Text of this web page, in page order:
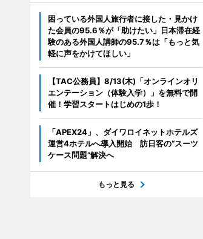
困っている外国人旅行者に接した・見かけ
た会員の95.6％が「助けたい」日本滞在経
験のある外国人講師の95.7％は「もっと気
軽に声をかけてほしい」
【TAC公務員】8/13(木)「オンラインオリ
エンテーション（体験入学）」を無料で開
催！学習スタートはじめの1歩！
「APEX24」、ダイワロイネットホテルズ
運営4ホテルへ導入開始 訪日客の“スーツ
ケース問題”解決へ
もっと見る